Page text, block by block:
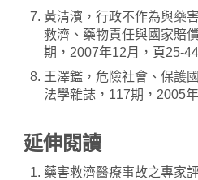
黃清濱，行政不作為與藥
救濟、藥物責任與國家賠
期，2007年12月，頁25-44
王澤鑑，危險社會、保護
法學雜誌，117期，2005
延伸閱讀
藥害救濟醫療事故之專家